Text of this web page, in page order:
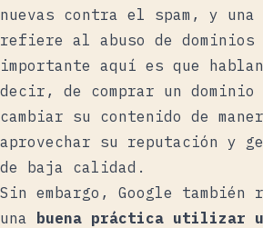
nuevas contra el spam, y
refiere al abuso de dominios
importante aquí es que
decir, de comprar un dominio
cambiar su contenido de
aprovechar su reputación y
de baja calidad.
Sin embargo, Google también
una buena práctica utilizar